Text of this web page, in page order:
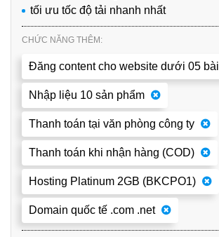
tối ưu tốc độ tải nhanh nhất
CHỨC NĂNG THÊM:
Đăng content cho website dưới 05 bài
Nhập liệu 10 sản phẩm
Thanh toán tại văn phòng công ty
Thanh toán khi nhận hàng (COD)
Hosting Platinum 2GB (BKCPO1)
Domain quốc tế .com .net